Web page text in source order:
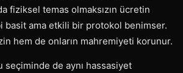
fiziksel temas olmaksızın ücretin
basit ama etkili bir protokol benimser.
hem de onların mahremiyeti korunur.
seçiminde de aynı hassasiyet